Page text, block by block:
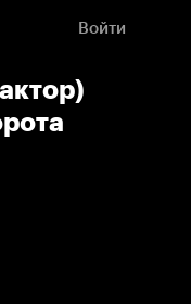
Войти